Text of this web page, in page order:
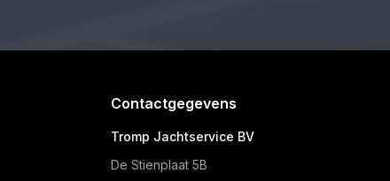
Contactgegevens
Tromp Jachtservice BV
De Stienplaat 5B